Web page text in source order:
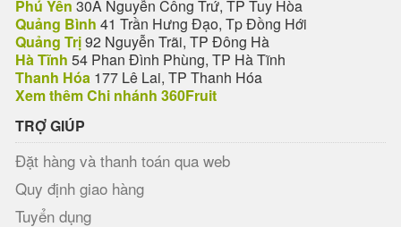
Phú Yên 30A Nguyễn Công Trứ, TP Tuy Hòa
Quảng Bình 41 Trần Hưng Đạo, Tp Đồng Hới
Quảng Trị92 Nguyễn Trãi, TP Đông Hà
Hà Tĩnh 54 Phan Đình Phùng, TP Hà Tĩnh
Thanh Hóa 177 Lê Lai, TP Thanh Hóa
Xem thêm Chi nhánh 360Fruit
TRỢ GIÚP
Đặt hàng và thanh toán qua web
Quy định giao hàng
Tuyển dụng